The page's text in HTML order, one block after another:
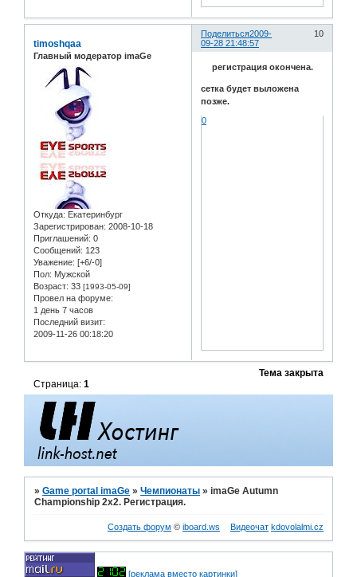
Поделиться 10
2009-
09-28 21:48:57
timoshqaa
Главный модератор imaGe
Откуда: Екатеринбург
Зарегистрирован: 2008-10-18
Приглашений: 0
Сообщений: 123
Уважение: [+6/-0]
Пол: Мужской
Возраст: 33 [1993-05-09]
Провел на форуме:
1 день 7 часов
Последний визит:
2009-11-26 00:18:20
регистрация окончена.
сетка будет выложена
позже.
0
Тема закрыта
Страница:1
»Game portal imaGe »Чемпионаты »imaGe Autumn
Championship 2x2. Регистрация.
Создать форум © iboard.ws Видеочат kdovolalmi.cz
[реклама вместо картинки]